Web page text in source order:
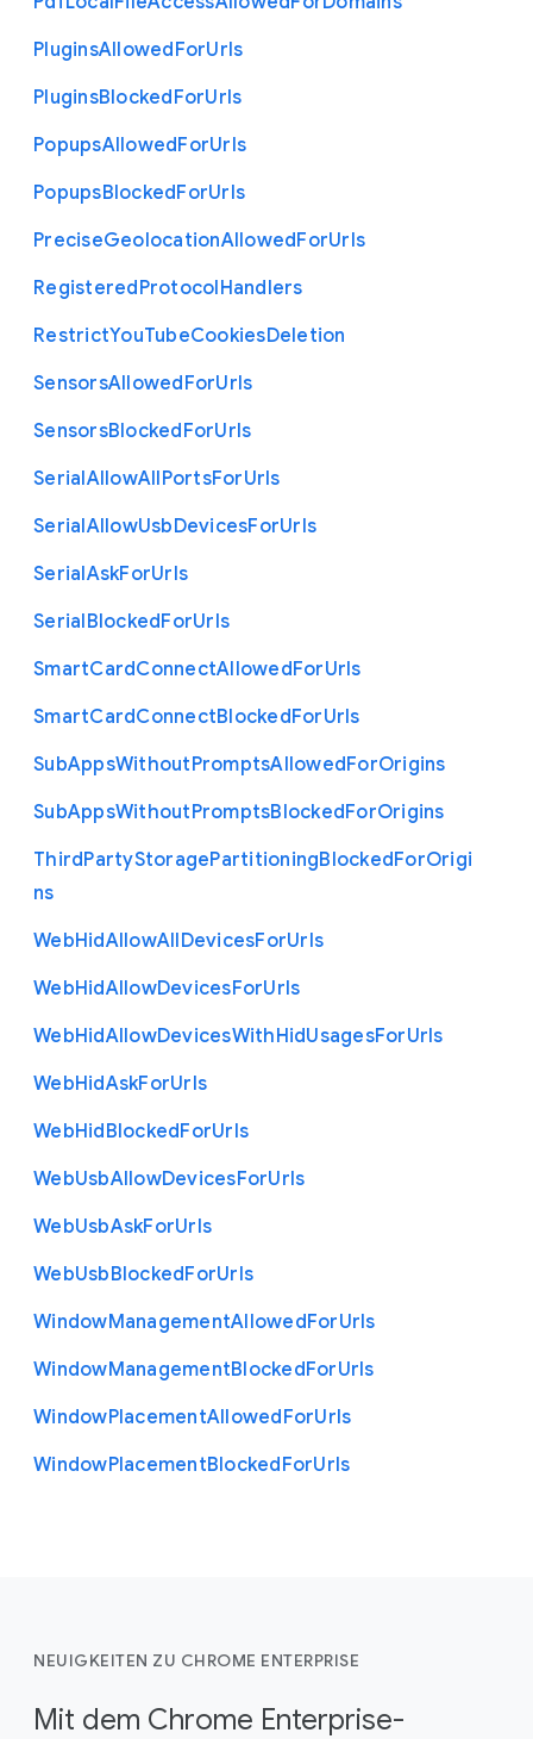
PluginsAllowedForUrls
PluginsBlockedForUrls
PopupsAllowedForUrls
PopupsBlockedForUrls
PreciseGeolocationAllowedForUrls
RegisteredProtocolHandlers
RestrictYouTubeCookiesDeletion
SensorsAllowedForUrls
SensorsBlockedForUrls
SerialAllowAllPortsForUrls
SerialAllowUsbDevicesForUrls
SerialAskForUrls
SerialBlockedForUrls
SmartCardConnectAllowedForUrls
SmartCardConnectBlockedForUrls
SubAppsWithoutPromptsAllowedForOrigins
SubAppsWithoutPromptsBlockedForOrigins
ThirdPartyStoragePartitioningBlockedForOrigi
ns
WebHidAllowAllDevicesForUrls
WebHidAllowDevicesForUrls
WebHidAllowDevicesWithHidUsagesForUrls
WebHidAskForUrls
WebHidBlockedForUrls
WebUsbAllowDevicesForUrls
WebUsbAskForUrls
WebUsbBlockedForUrls
WindowManagementAllowedForUrls
WindowManagementBlockedForUrls
WindowPlacementAllowedForUrls
WindowPlacementBlockedForUrls
NEUIGKEITEN ZU CHROME ENTERPRISE
Mit dem Chrome Enterprise-